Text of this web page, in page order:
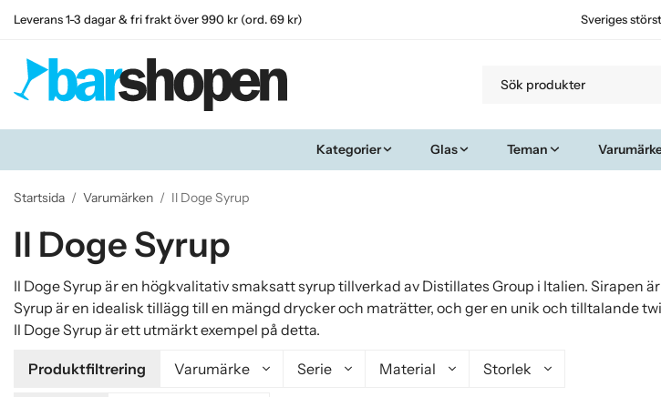
Leverans 1-3 dagar & fri frakt över 990 kr (ord. 69 kr) Sveriges
Kategorier Glas Teman
Startsida / Varumärken / Il Doge Syrup
Il Doge Syrup
Il Doge Syrup är en högkvalitativ smaksatt syrup tillverkad av Distillates Group i Italien. Sirapen
Syrup är en idealisk tillägg till en mängd drycker och maträtter, och ger en unik och tilltalande
Il Doge Syrup är ett utmärkt exempel på detta.
Produktfiltrering Varumärke Serie Material Storlek